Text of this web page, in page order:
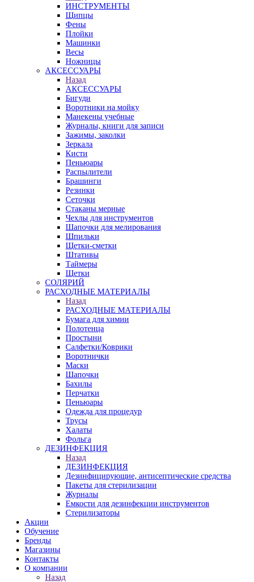
ИНСТРУМЕНТЫ
Щипцы
Фены
Плойки
Машинки
Весы
Ножницы
АКСЕССУАРЫ
Назад
АКСЕССУАРЫ
Бигуди
Воротники на мойку
Манекены учебные
Журналы, книги для записи
Зажимы, заколки
Зеркала
Кисти
Пеньюары
Распылители
Брашинги
Резинки
Сеточки
Стаканы мерные
Чехлы для инструментов
Шапочки для мелирования
Шпильки
Щетки-сметки
Штативы
Таймеры
Щетки
СОЛЯРИЙ
РАСХОДНЫЕ МАТЕРИАЛЫ
Назад
РАСХОДНЫЕ МАТЕРИАЛЫ
Бумага для химии
Полотенца
Простыни
Салфетки/Коврики
Воротнички
Маски
Шапочки
Бахилы
Перчатки
Пеньюары
Одежда для процедур
Трусы
Халаты
Фольга
ДЕЗИНФЕКЦИЯ
Назад
ДЕЗИНФЕКЦИЯ
Дезинфицирующие, антисептические средства
Пакеты для стерилизации
Журналы
Емкости для дезинфекции инструментов
Стерилизаторы
Акции
Обучение
Бренды
Магазины
Контакты
О компании
Назад